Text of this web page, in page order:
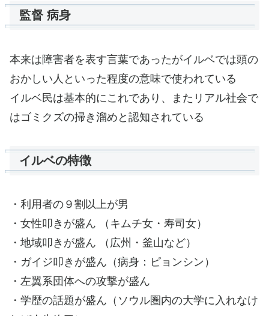
監督 病身
本来は障害者を表す言葉であったがイルベでは頭の
おかしい人といった程度の意味で使われている
イルベ民は基本的にこれであり、またリアル社会で
はゴミクズの掃き溜めと認知されている
イルベの特徴
・利用者の９割以上が男
・女性叩きが盛ん （キムチ女・寿司女）
・地域叩きが盛ん （広州・釜山など）
・ガイジ叩きが盛ん（病身：ピョンシン）
・左翼系団体への攻撃が盛ん
・学歴の話題が盛ん（ソウル圏内の大学に入れなけ